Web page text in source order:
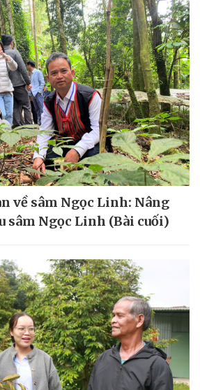
về sâm Ngọc Linh: Nâng
sâm Ngọc Linh (Bài cuối)